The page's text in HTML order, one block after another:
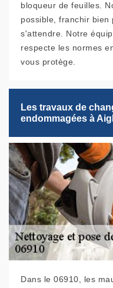
bloqueur de feuilles.
possible, franchir bien
s'attendre. Notre
respecte les normes
vous protège.
Les travaux de
endommagées à
Dans le 06910, les